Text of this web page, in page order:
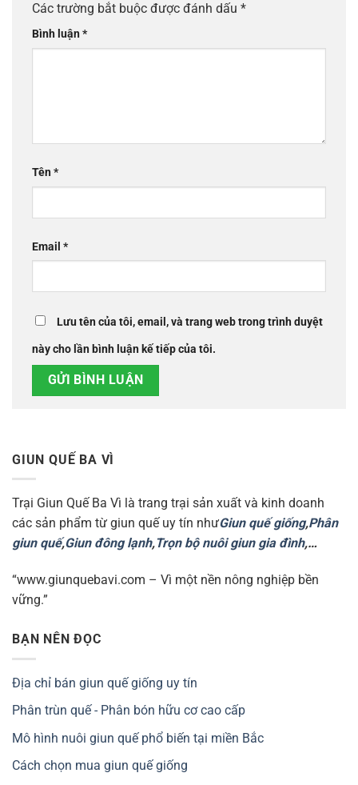
Các trường bắt buộc được đánh dấu *
Bình luận*
Tên*
Email *
Lưu tên của tôi, email, và trang web trong trình duyệt
này cho lần bình luận kế tiếp của tôi.
GIUN QUẾ BA VÌ
Trại Giun Quế Ba Vì là trang trại sản xuất và kinh doanh
các sản phẩm từ giun quế uy tín nhưGiun quế giống,Phân
giun quế,Giun đông lạnh,Trọn bộ nuôi giun gia đình,…
“www.giunquebavi.com – Vì một nền nông nghiệp bền
vững.”
BẠN NÊN ĐỌC
Địa chỉ bán giun quế giống uy tín
Phân trùn quế - Phân bón hữu cơ cao cấp
Mô hình nuôi giun quế phổ biến tại miền Bắc
Cách chọn mua giun quế giống